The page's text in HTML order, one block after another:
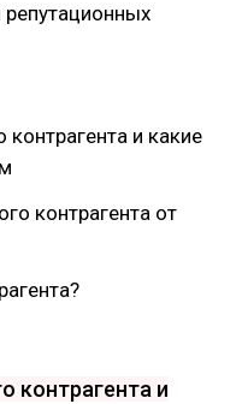
и какие
контрагента от
контрагента и